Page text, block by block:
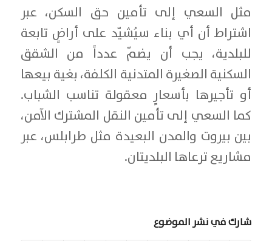
مثل السعي إلى تأمين حق السكن، عبر
اشتراط أن أي بناء سيُشيّد على أراضٍ تابعة
للبلدية، يجب أن يضمّ عدداً من الشقق
السكنية الصغيرة المتدنية الكلفة، بغية بيعها
أو تأجيرها بأسعارٍ معقولة تناسب الشباب.
كما السعي إلى تأمين النقل المشترك الآمن،
بين بيروت والمدن البعيدة مثل طرابلس، عبر
مشاريع ترعاها البلديتان.
شارك في نشر الموضوع